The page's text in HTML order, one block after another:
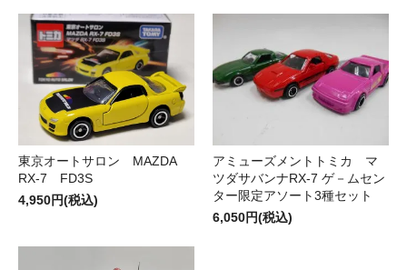
東京オートサロン MAZDA
RX-7 FD3S
4,950円(税込)
アミューズメントトミカ マ
ツダサバンナRX-7 ゲ－ムセン
ター限定アソート3種セット
6,050円(税込)